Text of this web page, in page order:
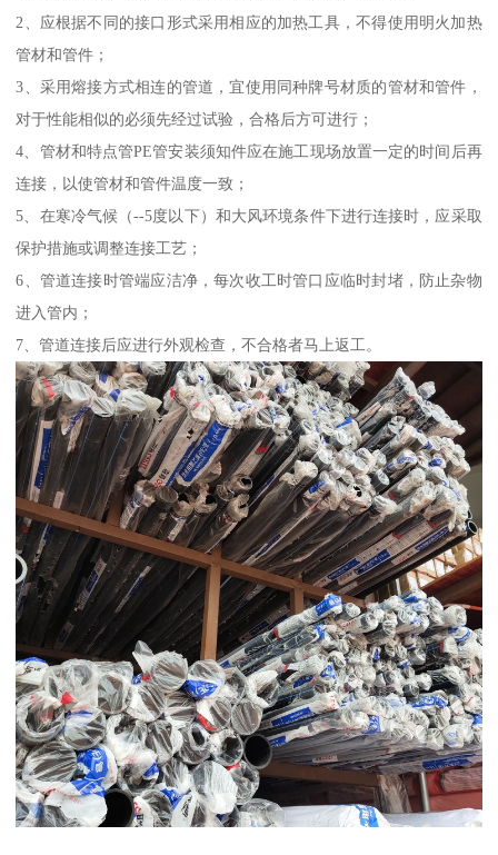
2、应根据不同的接口形式采用相应的加热工具，不得使用明火加热
管材和管件；
3、采用熔接方式相连的管道，宜使用同种牌号材质的管材和管件，
对于性能相似的必须先经过试验，合格后方可进行；
4、管材和特点管PE管安装须知件应在施工现场放置一定的时间后再
连接，以使管材和管件温度一致；
5、在寒冷气候（--5度以下）和大风环境条件下进行连接时，应采取
保护措施或调整连接工艺；
6、管道连接时管端应洁净，每次收工时管口应临时封堵，防止杂物
进入管内；
7、管道连接后应进行外观检查，不合格者马上返工。